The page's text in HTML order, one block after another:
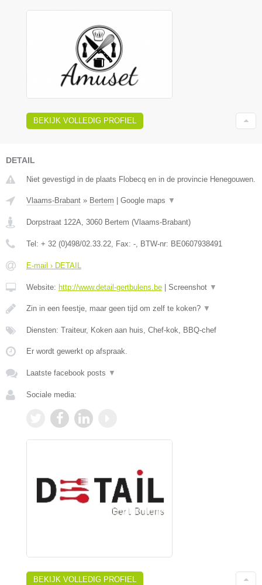
BEKIJK VOLLEDIG PROFIEL
DETAIL
Niet gevestigd in de plaats Flobecq en in de provincie Henegouwen.
Vlaams-Brabant » Bertem Google maps ▼
Dorpstraat 122A, 3060 Bertem (Vlaams-Brabant)
Tel: + 32 (0)498/02.33.22, Fax: -, BTW-nr: BE0607938491
E-mail › DETAIL
Website: http://www.detail-gertbulens.be Screenshot ▼
Zin in een feestje, maar geen tijd om zelf te koken? ▼
Diensten: Traiteur, Koken aan huis, Chef-kok, BBQ-chef
Er wordt gewerkt op afspraak.
Laatste facebook posts ▼
Sociale media:
BEKIJK VOLLEDIG PROFIEL